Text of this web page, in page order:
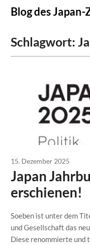
SkipBlog des
Schlagwort:
15. Dezember 2025
Japan
erschienen!
Soeben ist unter dem
und Gesellschaft das
Diese renommierte